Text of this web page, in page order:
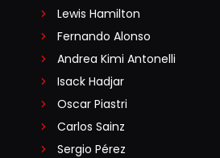
Lewis Hamilton
Fernando Alonso
Andrea Kimi Antonelli
Isack Hadjar
Oscar Piastri
Carlos Sainz
Sergio Pérez